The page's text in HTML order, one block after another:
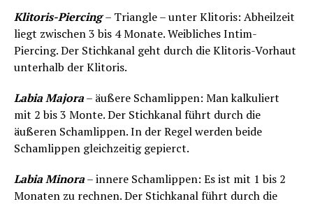
Klitoris-Piercing – Triangle – unter Klitoris: Abheilzeit
liegt zwischen 3 bis 4 Monate. Weibliches Intim-
Piercing. Der Stichkanal geht durch die Klitoris-Vorhaut
unterhalb der Klitoris.
Labia Majora– äußere Schamlippen: Man kalkuliert
mit 2 bis 3 Monte. Der Stichkanal führt durch die
äußeren Schamlippen. In der Regel werden beide
Schamlippen gleichzeitig gepierct.
Labia Minora– innere Schamlippen: Es ist mit 1 bis 2
Monaten zu rechnen. Der Stichkanal führt durch die